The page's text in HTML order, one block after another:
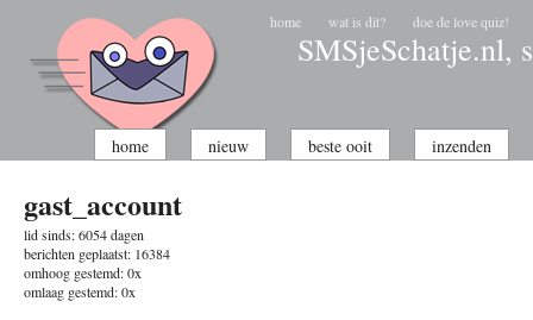
SMSjeSchatje.nl,
home wat is dit? doe de love quiz!
home nieuw beste ooit inzenden
gast_account
lid sinds:6054 dagen
berichten geplaatst: 16384
omhoog gestemd:0x
omlaag gestemd:0x